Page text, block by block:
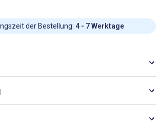
der Bestellung: 4 - 7 Werktage